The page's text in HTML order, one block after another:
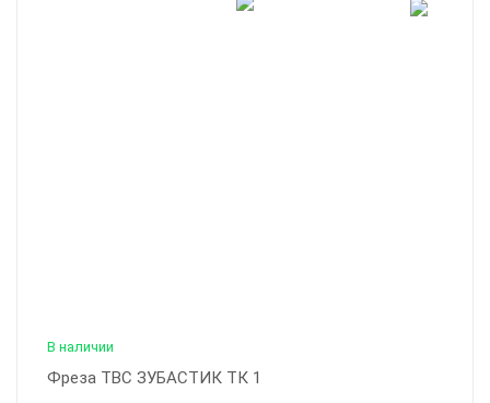
В наличии
Фреза ТВС ЗУБАСТИК ТК 1